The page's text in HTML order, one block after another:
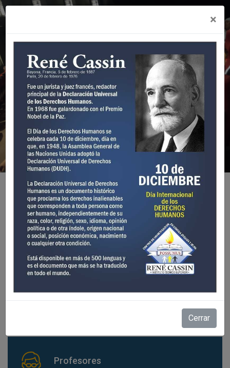
Aula Virtual
ACCEDER
Profesores
×
Cerrar